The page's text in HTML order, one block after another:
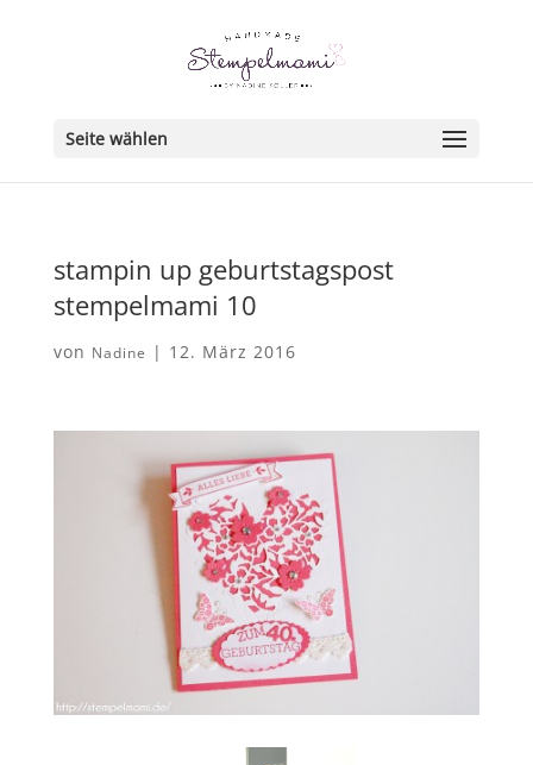
Seite wählen
stampin up geburtstagspost
stempelmami 10
von Nadine | 12. März 2016